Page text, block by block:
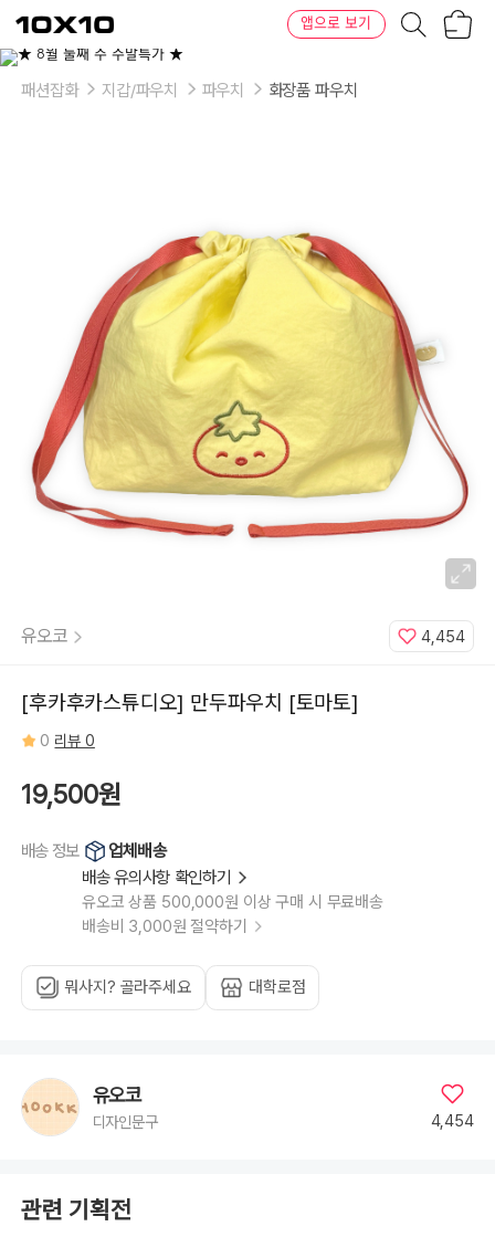
텐
바
텐
앱으로 보기
패션잡화 지갑/파우치 파우치 화장품 파우치
유오코 4,454
[후카후카스튜디오] 만두파우치 [토마토]
0 리뷰 0
19,500원
배송 정보
업체배송
배송 유의사항 확인하기
유오코 상품 500,000원 이상 구매 시 무료배송
배송비 3,000원 절약하기
뭐사지? 골라주세요 대학로점
유오코
디자인문구 4,454
관련 기획전